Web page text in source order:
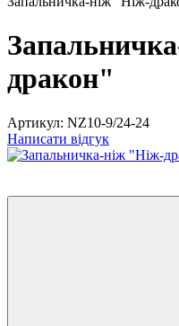
дракон"
Артикул: NZ10-9/24-24
Написати відгук